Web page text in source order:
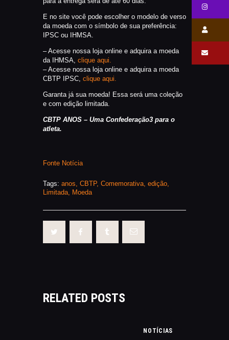
ÁREA PRIVADA
E no site você pode escolher o modelo de verso
da moeda com o símbolo de sua preferência:
IPSC ou IHMSA.
– Acesse nossa loja online e adquira a moeda
da IHMSA, clique aqui.
– Acesse nossa loja online e adquira a moeda
CBTP IPSC, clique aqui.
Garanta já sua moeda! Essa será uma coleção
e com edição limitada.
CBTP ANOS – Uma Confederação3 para o
atleta.
Fonte Notícia
Tags: anos, CBTP, Comemorativa, edição,
Limitada, Moeda
RELATED POSTS
NOTÍCIAS